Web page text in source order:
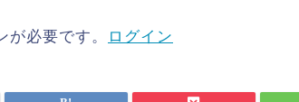
必要です。 ログイン